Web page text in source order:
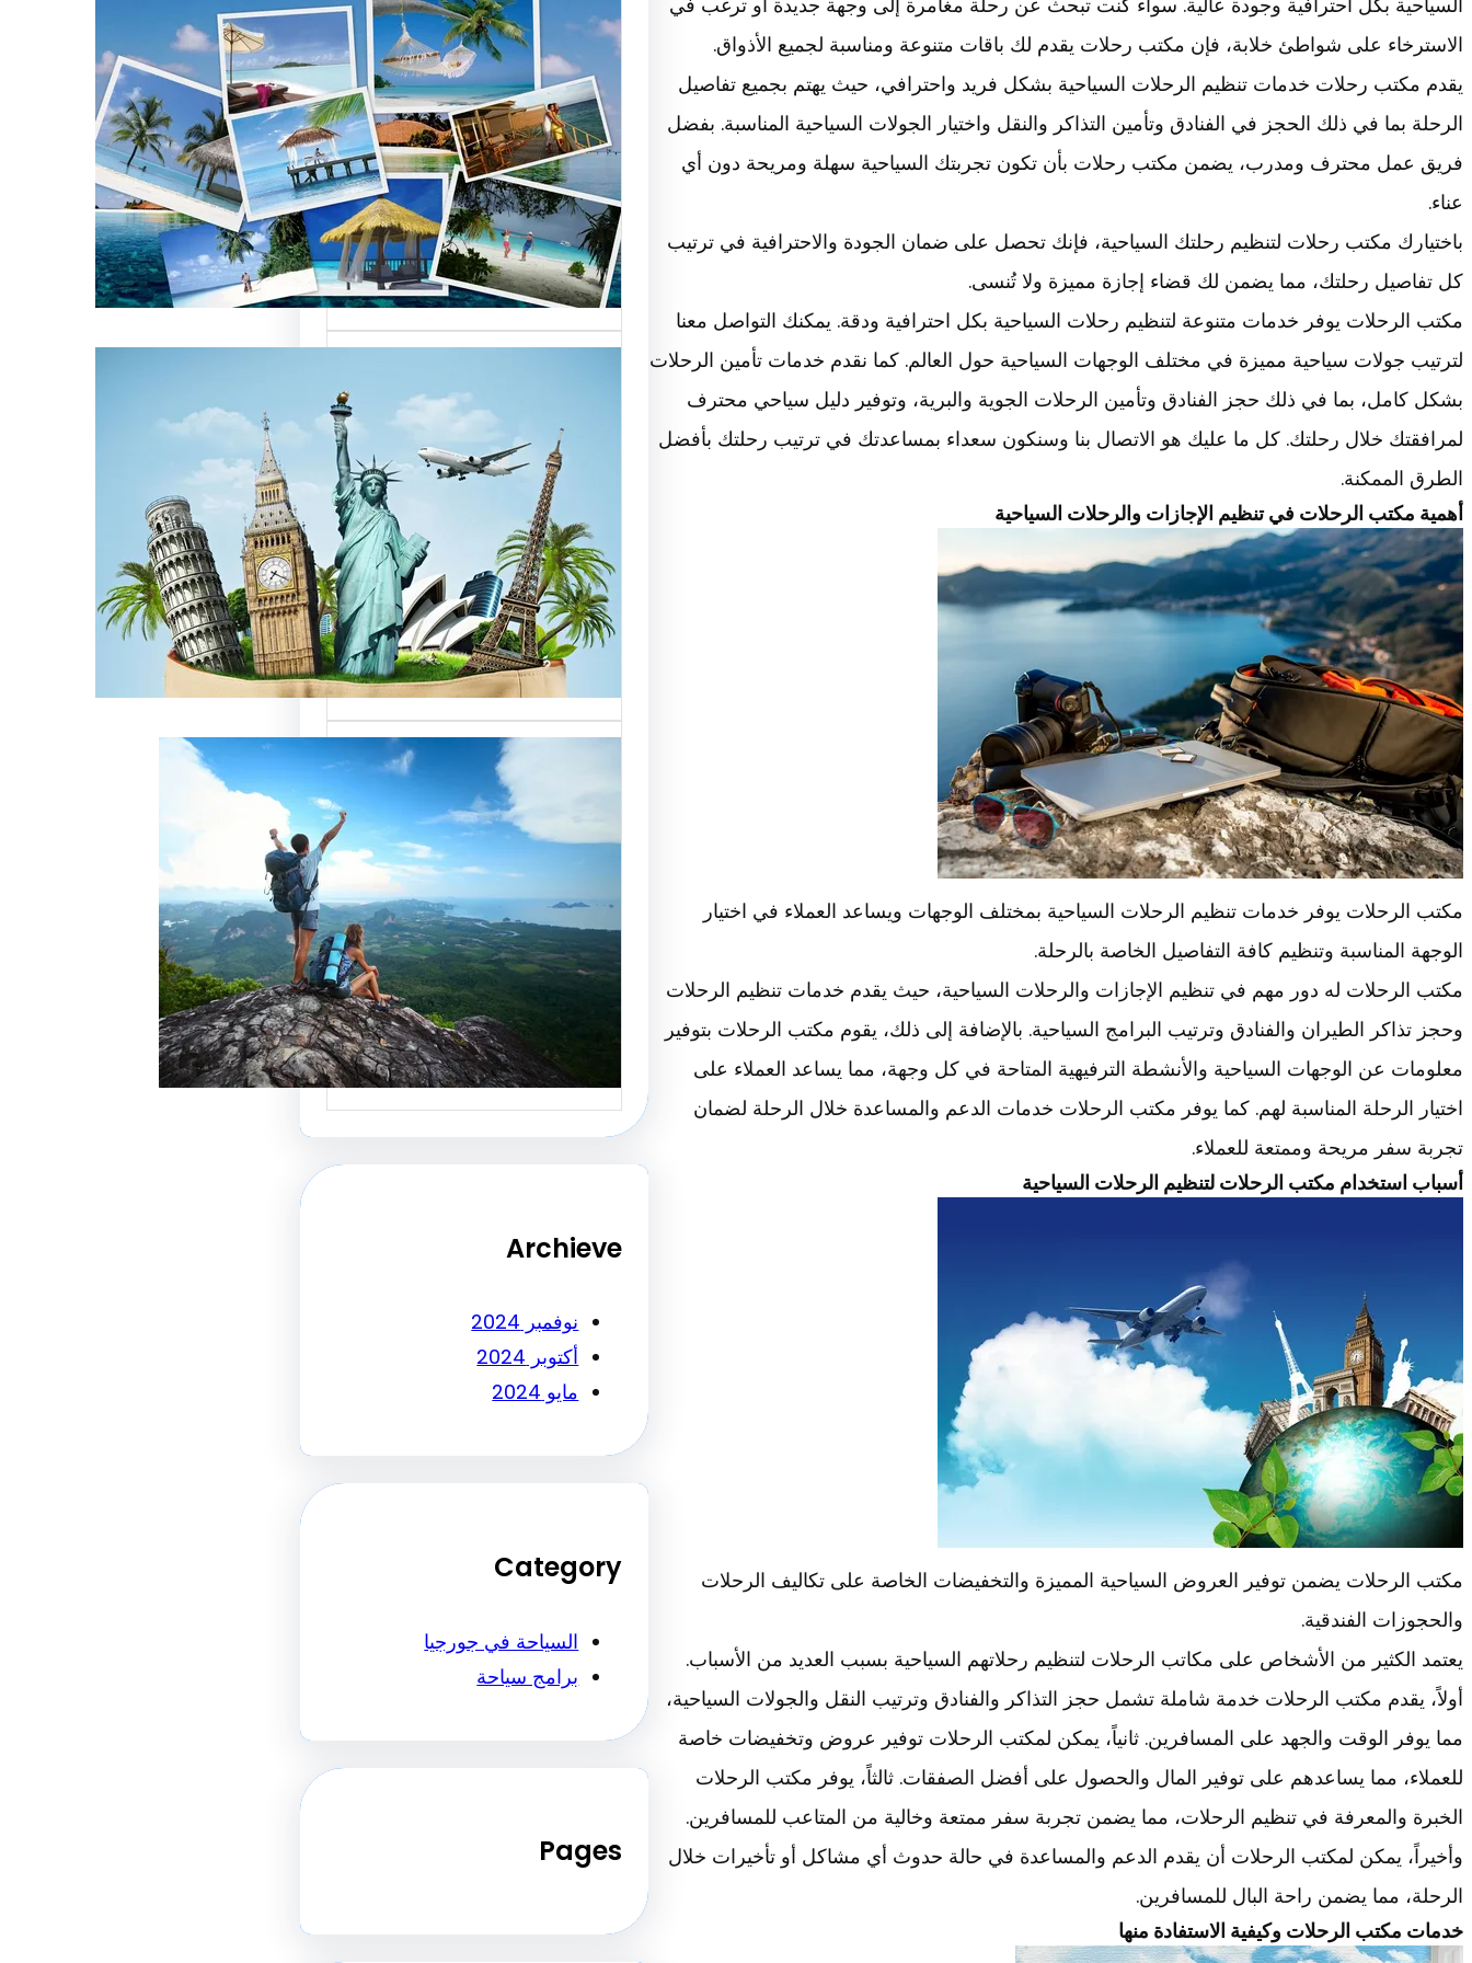
الاسترخاء على شواطئ خلابة، فإن مكتب رحلات يقدم لك باقات متنوعة ومناسبة لجميع الأذواق.
يقدم مكتب رحلات خدمات تنظيم الرحلات السياحية بشكل فريد واحترافي، حيث يهتم بجميع تفاصيل
الرحلة بما في ذلك الحجز في الفنادق وتأمين التذاكر والنقل واختيار الجولات السياحية المناسبة. بفضل
فريق عمل محترف ومدرب، يضمن مكتب رحلات بأن تكون تجربتك السياحية سهلة ومريحة دون أي
عناء.
باختيارك مكتب رحلات لتنظيم رحلتك السياحية، فإنك تحصل على ضمان الجودة والاحترافية في ترتيب
كل تفاصيل رحلتك، مما يضمن لك قضاء إجازة مميزة ولا تُنسى.
مكتب الرحلات يوفر خدمات متنوعة لتنظيم رحلات السياحية بكل احترافية ودقة. يمكنك التواصل معنا
لترتيب جولات سياحية مميزة في مختلف الوجهات السياحية حول العالم. كما نقدم خدمات تأمين الرحلات
بشكل كامل، بما في ذلك حجز الفنادق وتأمين الرحلات الجوية والبرية، وتوفير دليل سياحي محترف
لمرافقتك خلال رحلتك. كل ما عليك هو الاتصال بنا وسنكون سعداء بمساعدتك في ترتيب رحلتك بأفضل
الطرق الممكنة.
أهمية مكتب الرحلات في تنظيم الإجازات والرحلات السياحية
مكتب الرحلات يوفر خدمات تنظيم الرحلات السياحية بمختلف الوجهات ويساعد العملاء في اختيار
الوجهة المناسبة وتنظيم كافة التفاصيل الخاصة بالرحلة.
مكتب الرحلات له دور مهم في تنظيم الإجازات والرحلات السياحية، حيث يقدم خدمات تنظيم الرحلات
وحجز تذاكر الطيران والفنادق وترتيب البرامج السياحية. بالإضافة إلى ذلك، يقوم مكتب الرحلات بتوفير
معلومات عن الوجهات السياحية والأنشطة الترفيهية المتاحة في كل وجهة، مما يساعد العملاء على
اختيار الرحلة المناسبة لهم. كما يوفر مكتب الرحلات خدمات الدعم والمساعدة خلال الرحلة لضمان
تجربة سفر مريحة وممتعة للعملاء.
أسباب استخدام مكتب الرحلات لتنظيم الرحلات السياحية
مكتب الرحلات يضمن توفير العروض السياحية المميزة والتخفيضات الخاصة على تكاليف الرحلات
والحجوزات الفندقية.
يعتمد الكثير من الأشخاص على مكاتب الرحلات لتنظيم رحلاتهم السياحية بسبب العديد من الأسباب.
أولاً، يقدم مكتب الرحلات خدمة شاملة تشمل حجز التذاكر والفنادق وترتيب النقل والجولات السياحية،
مما يوفر الوقت والجهد على المسافرين. ثانياً، يمكن لمكتب الرحلات توفير عروض وتخفيضات خاصة
للعملاء، مما يساعدهم على توفير المال والحصول على أفضل الصفقات. ثالثاً، يوفر مكتب الرحلات
الخبرة والمعرفة في تنظيم الرحلات، مما يضمن تجربة سفر ممتعة وخالية من المتاعب للمسافرين.
وأخيراً، يمكن لمكتب الرحلات أن يقدم الدعم والمساعدة في حالة حدوث أي مشاكل أو تأخيرات خلال
الرحلة، مما يضمن راحة البال للمسافرين.
خدمات مكتب الرحلات وكيفية الاستفادة منها
أهمية وتأثير أسماء شركات
السياحة العالمية على
السوق
أسماء شركات السياحة
العالمية تعتبر من العناصر
الأساسية التي تؤثر…
تقدم شركات السياحة بمصر
خدمات متميزة للسائحين
الوافدين
شركات السياحة بمصر تقدم
خدمات متميزة للسائحين
الوافدين، حيث تعتبر…
تحسين خدمات رقم شركة
سياحة: أفضل الطرق لجذب
الزبائن وتحقيق النجاح
رقم شركة سياحة هو عامل
أساسي لجذب الزبائن وتحقيق
النجاح…
Archieve
نوفمبر 2024
أكتوبر 2024
مايو 2024
Category
السياحة في جورجيا
برامج سياحة
Pages